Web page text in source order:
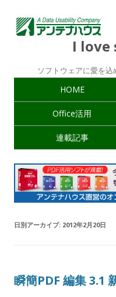
I love
ソフトウェアに愛を込
HOME
Office活用
連載記事
日別アーカイブ: 2012年2月20日
瞬簡PDF 編集 3.1